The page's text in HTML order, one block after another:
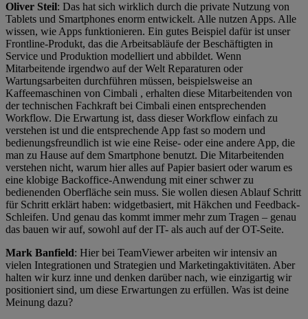
Oliver Steil: Das hat sich wirklich durch die private Nutzung von
Tablets und Smartphones enorm entwickelt. Alle nutzen Apps. Alle
wissen, wie Apps funktionieren. Ein gutes Beispiel dafür ist unser
Frontline-Produkt, das die Arbeitsabläufe der Beschäftigten in
Service und Produktion modelliert und abbildet. Wenn
Mitarbeitende irgendwo auf der Welt Reparaturen oder
Wartungsarbeiten durchführen müssen, beispielsweise an
Kaffeemaschinen von Cimbali , erhalten diese Mitarbeitenden von
der technischen Fachkraft bei Cimbali einen entsprechenden
Workflow. Die Erwartung ist, dass dieser Workflow einfach zu
verstehen ist und die entsprechende App fast so modern und
bedienungsfreundlich ist wie eine Reise- oder eine andere App, die
man zu Hause auf dem Smartphone benutzt. Die Mitarbeitenden
verstehen nicht, warum hier alles auf Papier basiert oder warum es
eine klobige Backoffice-Anwendung mit einer schwer zu
bedienenden Oberfläche sein muss. Sie wollen diesen Ablauf Schritt
für Schritt erklärt haben: widgetbasiert, mit Häkchen und Feedback-
Schleifen. Und genau das kommt immer mehr zum Tragen – genau
das bauen wir auf, sowohl auf der IT- als auch auf der OT-Seite.
Mark Banfield: Hier bei TeamViewer arbeiten wir intensiv an
vielen Integrationen und Strategien und Marketingaktivitäten. Aber
halten wir kurz inne und denken darüber nach, wie einzigartig wir
positioniert sind, um diese Erwartungen zu erfüllen. Was ist deine
Meinung dazu?